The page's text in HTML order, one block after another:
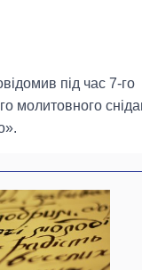
під час 7-го
молитовного